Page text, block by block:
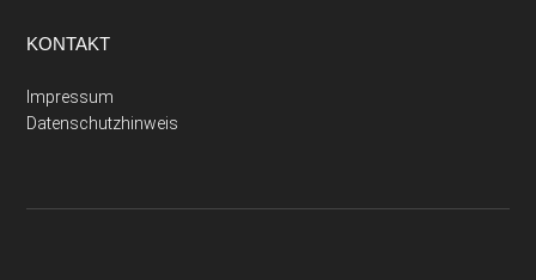
KONTAKT
Impressum
Datenschutzhinweis